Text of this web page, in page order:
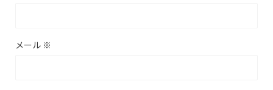
メール ※